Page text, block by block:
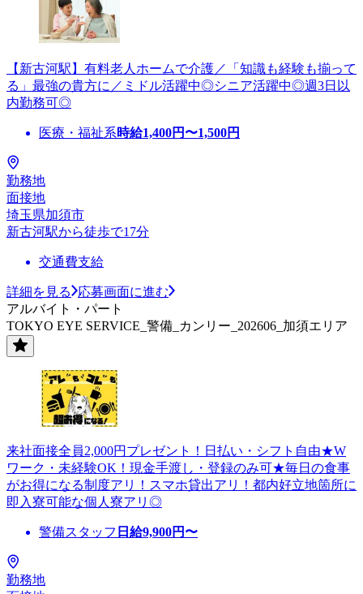
【新古河駅】有料老人ホームで介護／「知識も経験も揃って
る」最強の貴方に／ミドル活躍中◎シニア活躍中◎週3日以
内勤務可◎
医療・福祉系時給1,400円〜1,500円
勤務地
面接地
埼玉県加須市
新古河駅から徒歩で17分
交通費支給
詳細を見る
応募画面に進む
アルバイト・パート
TOKYO EYE SERVICE_警備_カンリー_202606_加須エリア
来社面接全員2,000円プレゼント！日払い・シフト自由★W
ワーク・未経験OK！現金手渡し・登録のみ可★毎日の食事
がお得になる制度アリ！スマホ貸出アリ！都内好立地箇所に
即入寮可能な個人寮アリ◎
警備スタッフ 日給9,900円〜
勤務地